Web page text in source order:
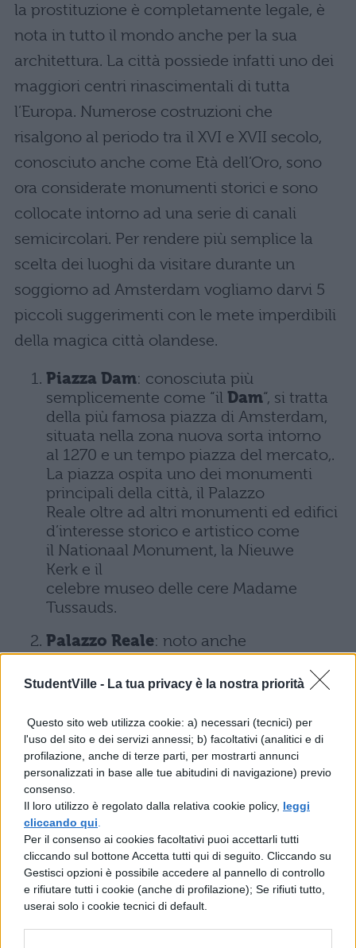
StudentVille - La tua privacy è la nostra priorità
Questo sito web utilizza cookie: a) necessari (tecnici) per
l'uso del sito e dei servizi annessi; b) facoltativi (analitici e di
profilazione, anche di terze parti, per mostrarti annunci
personalizzati in base alle tue abitudini di navigazione) previo
consenso.
Il loro utilizzo è regolato dalla relativa cookie policy, leggi
cliccando qui
Per il consenso ai cookies facoltativi puoi accettarli tutti
cliccando sul bottone Accetta tutti qui di seguito. Cliccando su
Gestisci opzioni è possibile accedere al pannello di controllo
e rifiutare tutti i cookie (anche di profilazione); Se rifiuti tutto,
userai solo i cookie tecnici di default.
la prostituzione è completamente legale, è
nota in tutto il mondo anche per la sua
architettura. La città possiede infatti uno dei
maggiori centri rinascimentali di tutta
l’Europa. Numerose costruzioni che
risalgono al periodo tra il XVI e XVII secolo,
conosciuto anche come Età dell’Oro, sono
ora considerate monumenti storici e sono
collocate intorno ad una serie di canali
semicircolari. Per rendere più semplice la
scelta dei luoghi da visitare durante un
soggiorno ad Amsterdam vogliamo darvi 5
piccoli suggerimenti con le mete imperdibili
della magica città olandese.
Piazza Dam: conosciuta più
semplicemente come “il Dam“, si tratta
della più famosa piazza di Amsterdam,
situata nella zona nuova sorta intorno
al 1270 e un tempo piazza del mercato,.
La piazza ospita uno dei monumenti
principali della città, il Palazzo
Reale oltre ad altri monumenti ed edifici
d’interesse storico e artistico come
il Nationaal Monument, la Nieuwe
Kerk e il
celebre museo delle cere Madame
Tussauds.
Palazzo Reale: noto anche
comemunicipio di Amsterdam, il
palazzo Reale fu costruito per ospitare la
trasformato in residenza reale. Classico
esempio di barocco olandese a pianta
rettangolare, il palazzo sorse a partire
dal 1648, anno dell’indipendenza
dei Paesi Bassi, su progetto di Jacob van
Campen.
Il Museo di Van Gogh: il museo è una
delle attrazioni più gettonate di
Amsterdam in quanto custodisce la più
grande collezione di opere del pittore